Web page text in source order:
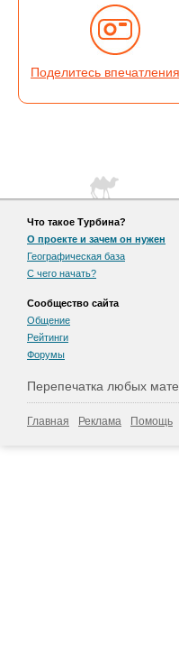
Поделитесь
Что такое Турбина?
О проекте и зачем он нужен
Географическая база
С чего начать?
Сообщество сайта
Общение
Рейтинги
Форумы
Перепечатка любых
Главная Реклама Помощь